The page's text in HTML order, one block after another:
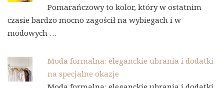
Pomarańczowy to kolor, który w ostatnim
czasie bardzo mocno zagościł na wybiegach i w
modowych …
Moda formalna: eleganckie ubrania i dodatki
na specjalne okazje